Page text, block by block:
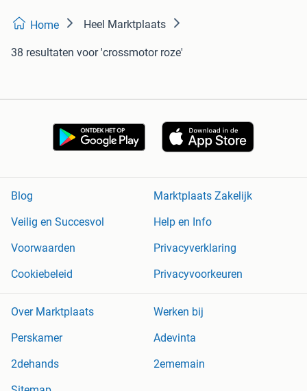
Home Heel Marktplaats
38 resultaten voor 'crossmotor roze'
Blog
Marktplaats Zakelijk
Veilig en Succesvol
Help en Info
Voorwaarden
Privacyverklaring
Cookiebeleid
Privacyvoorkeuren
Over Marktplaats
Werken bij
Perskamer
Adevinta
2dehands
2ememain